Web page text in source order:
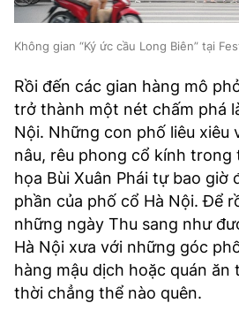
Không gian “Ký ức cầu Long Biên” tại
Rồi đến các gian hàng mô
trở thành một nét chấm phá
Nội. Những con phố liêu xiêu
nâu, rêu phong cổ kính trong
họa Bùi Xuân Phái tự bao giờ
phần của phố cổ Hà Nội. Để
những ngày Thu sang như
Hà Nội xưa với những góc
hàng mậu dịch hoặc quán ăn
thời chẳng thể nào quên.